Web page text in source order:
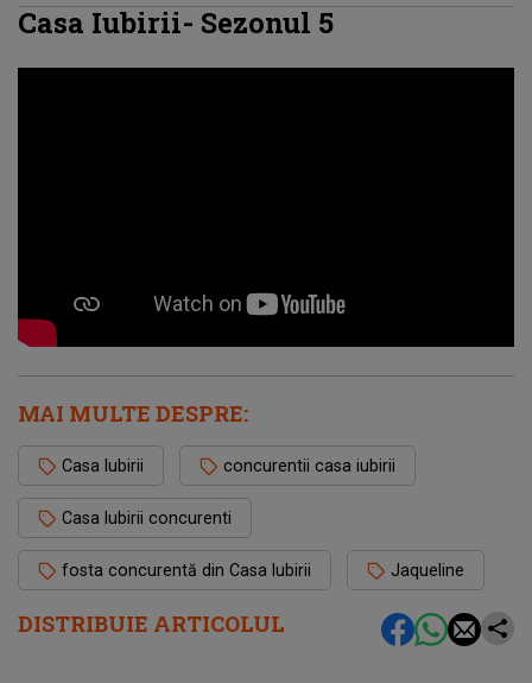
DISTRIBUIE ARTICOLUL
Casa Iubirii- Sezonul 5
MAI MULTE DESPRE:
Casa Iubirii concurentii casa iubirii
Casa Iubirii concurenti
fosta concurentă din Casa Iubirii Jaqueline